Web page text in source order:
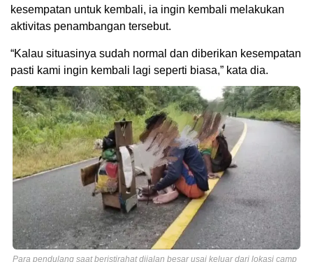
kesempatan untuk kembali, ia ingin kembali melakukan
aktivitas penambangan tersebut.
“Kalau situasinya sudah normal dan diberikan kesempatan
pasti kami ingin kembali lagi seperti biasa,” kata dia.
Para pendulang saat beristirahat dijalan besar usai keluar dari lokasi camp